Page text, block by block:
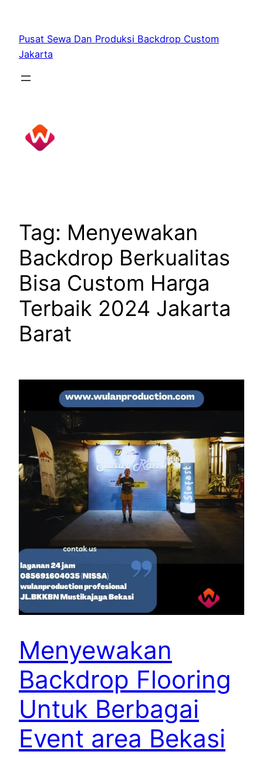
content
Pusat Sewa Dan Produksi Backdrop Custom
Jakarta
Tag: Menyewakan
Backdrop Berkualitas
Bisa Custom Harga
Terbaik 2024 Jakarta
Barat
Menyewakan
Backdrop Flooring
Untuk Berbagai
Event area Bekasi